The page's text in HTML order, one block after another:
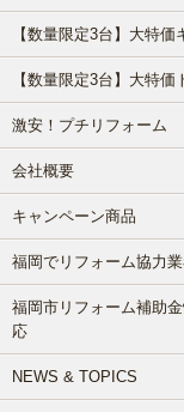
【数量限定3台】大特価
【数量限定3台】大特価
激安！プチリフォーム
会社概要
キャンペーン商品
福岡でリフォーム協力
福岡市リフォーム補助
応
NEWS & TOPICS